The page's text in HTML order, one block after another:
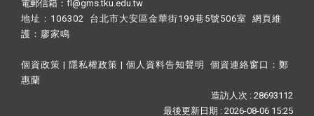
電郵信箱：fl@gms.tku.edu.tw
地址：106302 台北市大安區金華街199巷5號506室 網頁維
護： 廖家鳴​
個資政策 | 隱私權政策 | 個人資料告知聲明 個資連絡窗口： 鄭
惠蘭
造訪人次 : 28693112
最後更新日期 :2026-08-06 15:25